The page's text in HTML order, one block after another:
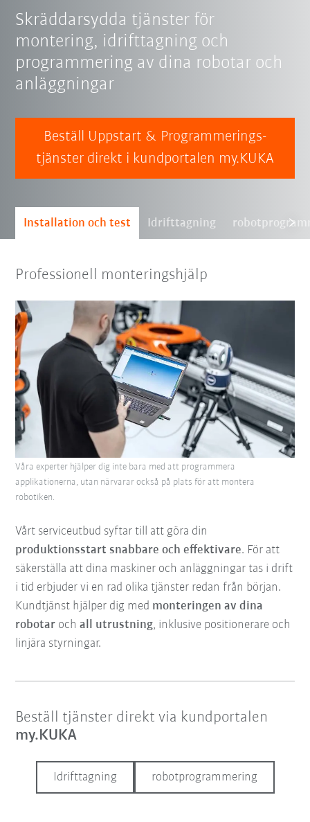
Skräddarsydda tjänster för
montering, idrifttagning och
programmering av dina robotar och
anläggningar
Beställ Uppstart & Programmerings-
tjänster direkt i kundportalen my.KUKA
Installation och test Idrifttagning
Professionell monteringshjälp
Vårt serviceutbud syftar till att göra din
produktionsstart snabbare och effektivare. För att
säkerställa att dina maskiner och anläggningar tas i drift
i tid erbjuder vi en rad olika tjänster redan från början.
Kundtjänst hjälper dig med monteringen av dina
robotar ochall utrustning, inklusive positionerare och
linjära styrningar.
Våra experter hjälper dig inte bara med att programmera
applikationerna, utan närvarar också på plats för att montera
robotiken.
Beställ tjänster direkt via kundportalen
my.KUKA
Idrifttagning robotprogrammering